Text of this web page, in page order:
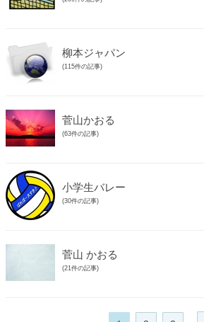
柳本ジャパン
(115件の記事)
菅山かおる
(63件の記事)
小学生バレー
(30件の記事)
菅山 かおる
(21件の記事)